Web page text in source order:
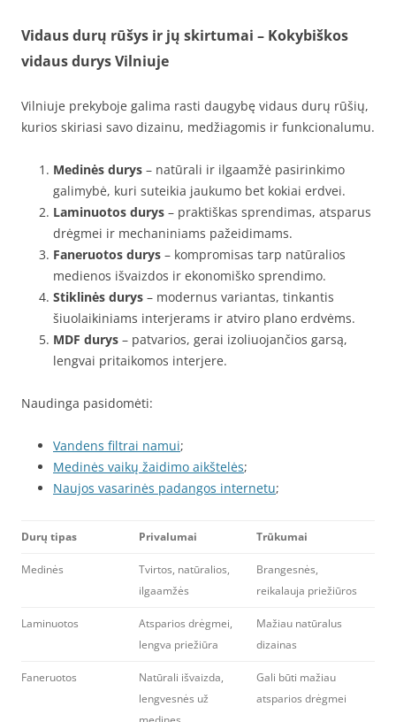
Vidaus durų rūšys ir jų skirtumai – Kokybiškos
vidaus durys Vilniuje
Vilniuje prekyboje galima rasti daugybę vidaus durų rūšių,
kurios skiriasi savo dizainu, medžiagomis ir funkcionalumu.
Medinės durys – natūrali ir ilgaamžė pasirinkimo
galimybė, kuri suteikia jaukumo bet kokiai erdvei.
Laminuotos durys – praktiškas sprendimas, atsparus
drėgmei ir mechaniniams pažeidimams.
Faneruotos durys – kompromisas tarp natūralios
medienos išvaizdos ir ekonomiško sprendimo.
Stiklinės durys – modernus variantas, tinkantis
šiuolaikiniams interjerams ir atviro plano erdvėms.
MDF durys – patvarios, gerai izoliuojančios garsą,
lengvai pritaikomos interjere.
Naudinga pasidomėti:
Vandens filtrai namui;
Medinės vaikų žaidimo aikštelės;
Naujos vasarinės padangos internetu;
Durų tipas Privalumai Trūkumai
Medinės
Tvirtos, natūralios,
ilgaamžės
Brangesnės,
reikalauja priežiūros
Laminuotos
Atsparios drėgmei,
lengva priežiūra
Mažiau natūralus
dizainas
Faneruotos
Natūrali išvaizda,
lengvesnės už
Gali būti mažiau
atsparios drėgmei